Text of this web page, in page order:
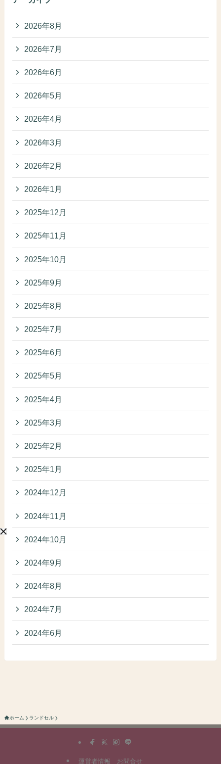
2026年8月
2026年7月
2026年6月
2026年5月
2026年4月
2026年3月
2026年2月
2026年1月
2025年12月
2025年11月
2025年10月
2025年9月
2025年8月
2025年7月
2025年6月
2025年5月
2025年4月
2025年3月
2025年2月
2025年1月
2024年12月
2024年11月
2024年10月
2024年9月
2024年8月
2024年7月
2024年6月
ホーム ランドセル
運営者情報 お問合せ